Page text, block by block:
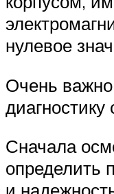
нулевое
Очень важно
Сначала
определить